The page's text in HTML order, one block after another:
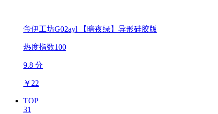
帝伊工坊G02ayl 【暗夜绿】异形硅胶版
热度指数100
9.8 分
￥ 22
TOP
31